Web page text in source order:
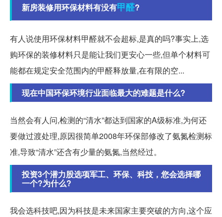
新房装修用环保材料有没有甲醛?
有人说使用环保材料甲醛就不会超标,是真的吗?事实上,选
购环保的装修材料只是能让我们更安心一些,但单个材料可
能都在规定安全范围内的甲醛释放量,在有限的空...
现在中国环保环境行业面临最大的难题是什么?
当然会有人问,检测的“清水”都达到国家的A级标准,为何还
要做过渡处理,原因很简单2008年环保部修改了氨氮检测标
准,导致“清水”还含有少量的氨氮,当然经过。
投资3个潜力股选项军工、环保、科技，您会选择哪
一个?为什么?
我会选科技吧,因为科技是未来国家主要突破的方向,这个应